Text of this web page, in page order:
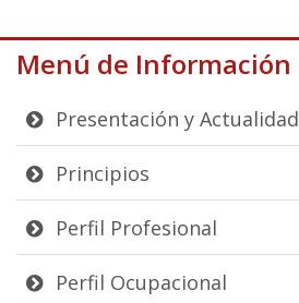
Menú de Información
Presentación y Actualidad
Principios
Perfil Profesional
Perfil Ocupacional